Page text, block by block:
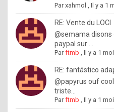
Parxahmol ,Il y a 1
RE: Vente du LOCI
@semama
paypal sur ...
Parftmb ,Il y a 1
RE: fantástico
@papyrus ouf
triste...
Parftmb ,Il y a 1